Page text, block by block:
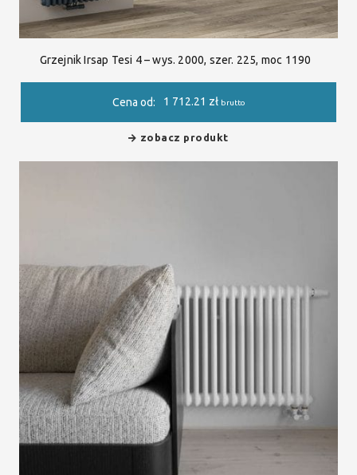
Grzejnik Irsap Tesi 4 – wys. 2000, szer. 225, moc 1190
Cena od: 1 712.21 zł brutto
zobacz produkt